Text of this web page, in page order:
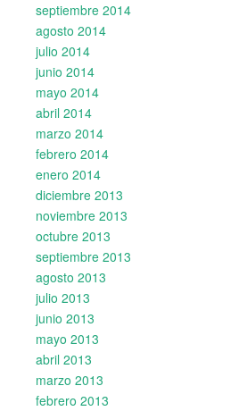
septiembre 2014
agosto 2014
julio 2014
junio 2014
mayo 2014
abril 2014
marzo 2014
febrero 2014
enero 2014
diciembre 2013
noviembre 2013
octubre 2013
septiembre 2013
agosto 2013
julio 2013
junio 2013
mayo 2013
abril 2013
marzo 2013
febrero 2013